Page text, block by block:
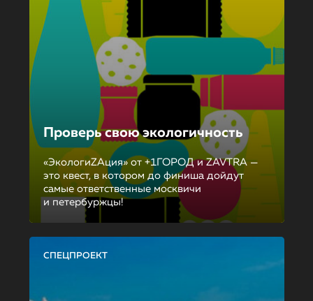
Проверь свою экологичность
«ЭкологиZAция» от +1ГОРОД и ZAVTRA —
это квест, в котором до финиша дойдут
самые ответственные москвичи
и петербуржцы!
СПЕЦПРОЕКТ